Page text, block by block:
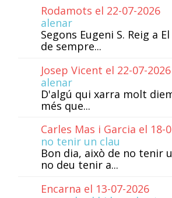
Rodamots el 22-07-2026
alenar
Segons Eugeni S. Reig a
de sempre...
Josep Vicent el 22-07-2026
alenar
D'algú qui xarra molt
més que...
Carles Mas i Garcia el 18-
no tenir un clau
Bon dia, això de no tenir
no deu tenir a...
Encarna el 13-07-2026